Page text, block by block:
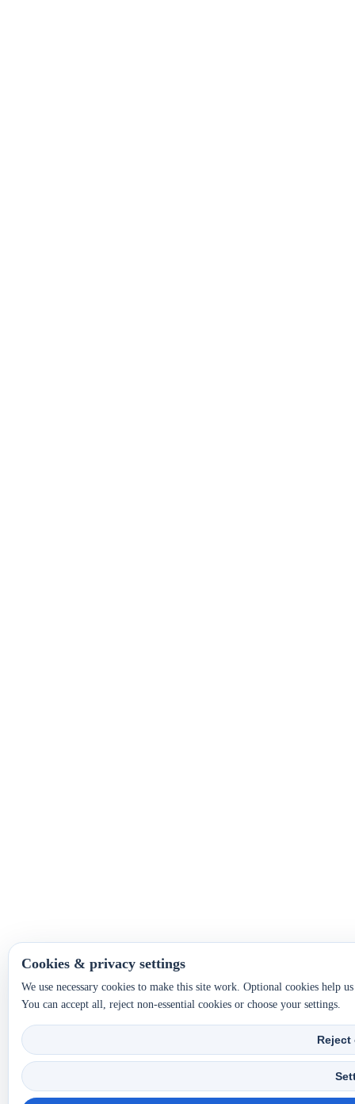
Cookies & privacy settings
We use necessary cookies to make this site work. Optional cookies help
You can accept all, reject non-essential cookies or choose your settings.